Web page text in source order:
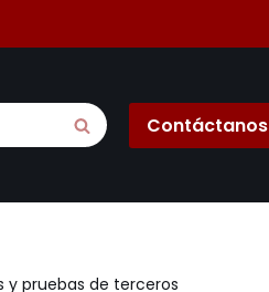
Contáctanos
y pruebas de terceros